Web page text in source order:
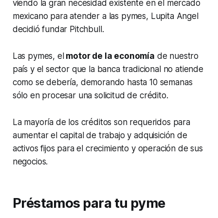
viendo la gran necesidad existente en el mercado
mexicano para atender a las pymes, Lupita Angel
decidió fundar Pitchbull.
Las pymes, elmotor de la economía de nuestro
país y el sector que la banca tradicional no atiende
como se debería, demorando hasta 10 semanas
sólo en procesar una solicitud de crédito.
La mayoría de los créditos son requeridos para
aumentar el capital de trabajo y adquisición de
activos fijos para el crecimiento y operación de sus
negocios.
Préstamos para tu pyme